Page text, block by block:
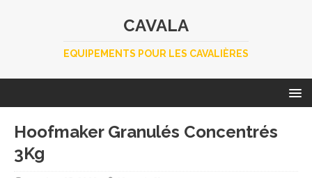
CAVALA
EQUIPEMENTS POUR LES CAVALIÈRES
Hoofmaker Granulés Concentrés
3Kg